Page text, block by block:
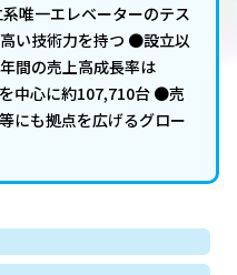
唯一エレベーターのテス
い技術力を持つ ●設立以
間の売上高成長率は
中心に約107,710台 ●売
にも拠点を広げるグロー